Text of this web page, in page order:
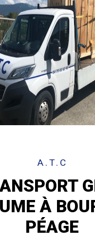
A.T.C
À
PÉAGE